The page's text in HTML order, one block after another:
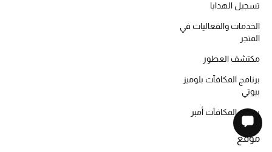
تسجيل الهدايا
الخدمات والفعاليات في
المتجر
مكتشف العطور
برنامج المكافآت بلوميز
بيوتي
برنامج المكافآت أمبر
موقع